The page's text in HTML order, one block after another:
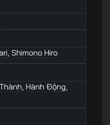
Shimono Hiro
Hành Động